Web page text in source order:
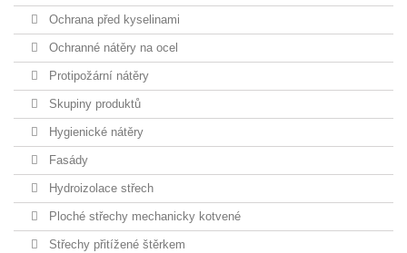
Ochrana před kyselinami
Ochranné nátěry na ocel
Protipožární nátěry
Skupiny produktů
Hygienické nátěry
Fasády
Hydroizolace střech
Ploché střechy mechanicky kotvené
Střechy přitížené štěrkem